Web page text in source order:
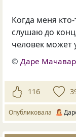
Когда меня
слушаю до
человек может
© Даре
116
Опубликовала